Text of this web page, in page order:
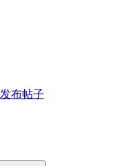
发布帖子